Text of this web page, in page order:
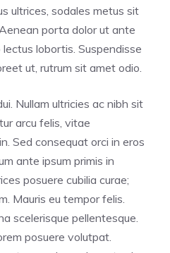
ultrices, sodales metus sit
porta dolor ut ante
lobortis. Suspendisse
ut, rutrum sit amet odio.
Nullam ultricies ac nibh sit
arcu felis, vitae
Sed consequat orci in eros
ante ipsum primis in
posuere cubilia curae;
Mauris eu tempor felis.
scelerisque pellentesque.
posuere volutpat.